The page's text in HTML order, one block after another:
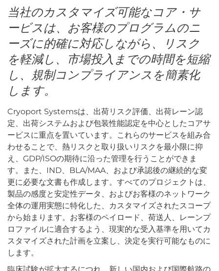
当社のカスタマイズ可能なコア・サ
ービスは、お客様のプログラムのニ
ーズに的確に対応しながら、リスク
を軽減し、市場投入までの時間を短縮
し、規制コンプライアンスを簡素化
します。
Cryoport Systemsは、出荷リスク評価、出荷レーン認
定、出荷システムおよび包装性能認定を中心としたコアサ
ービスに重点を置いています。これらのサービスを組み合
わせることで、熱リスクと取り扱いリスクを最小限に抑
え、GDP/ISOの期待に沿った管理を行うことができま
す。また、IND、BLA/MAA、および承認後の継続的な変
更に必要な文書も作成します。すべてのプロジェクトは、
製品の感度と安定性データ、およびお客様のネットワーク
全体の運用実態に特化した、カスタマイズされたスコープ
から始まります。お客様のペイロード、荷送人、レーンプ
ロファイルに適合するよう、現実的な受入基準を用いてカ
スタマイズされた計画を立案し、決定を実行可能なものに
します。